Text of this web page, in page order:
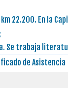
km 22.200. En la
Se trabaja
de Asistencia